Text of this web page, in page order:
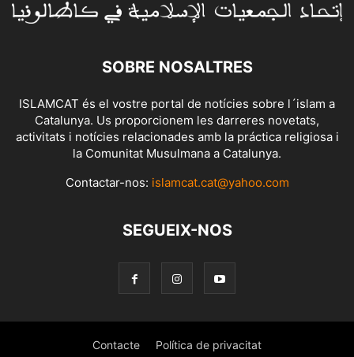
SOBRE NOSALTRES
ISLAMCAT és el vostre portal de notícies sobre l´islam a
Catalunya. Us proporcionem les darreres novetats,
activitats i notícies relacionades amb la práctica religiosa i
la Comunitat Musulmana a Catalunya.
Contactar-nos: islamcat.cat@yahoo.com
SEGUEIX-NOS
Contacte Política de privacitat